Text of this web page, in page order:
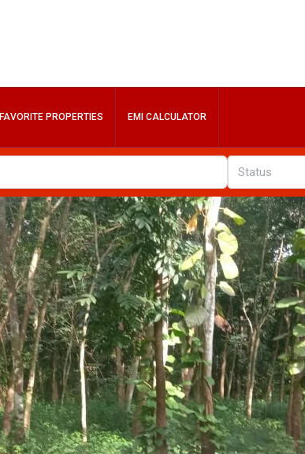
FAVORITE PROPERTIES EMI CALCULATOR
Status